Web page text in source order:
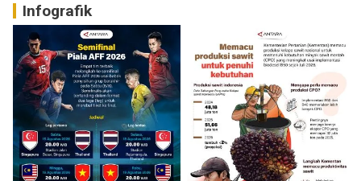
Infografik